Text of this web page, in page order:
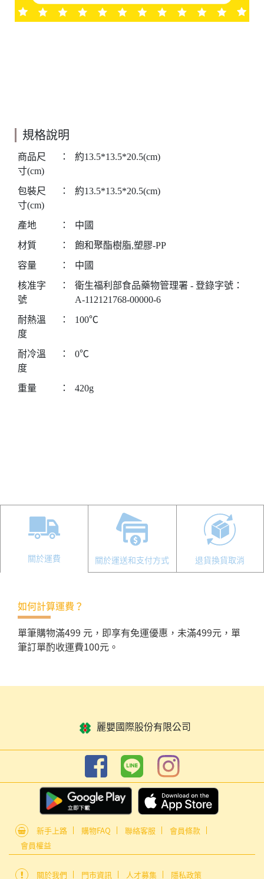
規格說明
商品尺
寸(cm)
： 約13.5*13.5*20.5(cm)
包裝尺
寸(cm)
： 約13.5*13.5*20.5(cm)
產地 ：
中國
材質
：
飽和聚酯樹脂,塑膠-PP
容量
：
中國
核准字
號
：
衛生福利部食品藥物管理署 - 登錄字號：
A-112121768-00000-6
耐熱溫
度
： 100℃
耐冷溫
度
： 0℃
重量 ： 420g
關於運費 關於運送和支付方式 退貨換貨取消
如何計算運費？
單筆購物滿499 元，即享有免運優惠，未滿499元，單
筆訂單酌收運費100元。
麗嬰國際股份有限公司
新手上路 購物FAQ 聯絡客服
會員條款
會員權益
關於我們 門市資訊 人才募集 隱私政策